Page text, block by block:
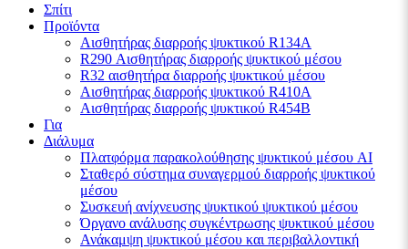
Σπίτι
Προϊόντα
Αισθητήρας διαρροής ψυκτικού R134A
R290 Αισθητήρας διαρροής ψυκτικού μέσου
R32 αισθητήρα διαρροής ψυκτικού μέσου
Αισθητήρας διαρροής ψυκτικού R410A
Αισθητήρας διαρροής ψυκτικού R454B
Για
Διάλυμα
Πλατφόρμα παρακολούθησης ψυκτικού μέσου AI
Σταθερό σύστημα συναγερμού διαρροής ψυκτικού
μέσου
Συσκευή ανίχνευσης ψυκτικού ψυκτικού μέσου
Όργανο ανάλυσης συγκέντρωσης ψυκτικού μέσου
Ανάκαμψη ψυκτικού μέσου και περιβαλλοντική